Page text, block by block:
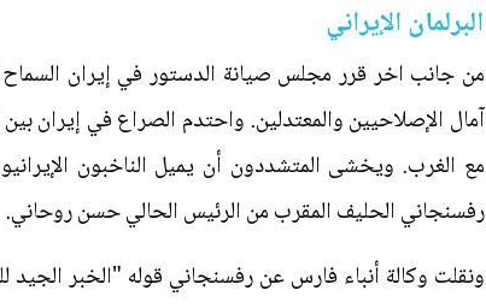
البرلمان الإيراني
من جانب اخر قرر مجلس صيانة الدستور في إيران
آمال الإصلاحيين والمعتدلين. واحتدم الصراع في إيران
مع الغرب. ويخشى المتشددون أن يميل الناخبون
رفسنجاني الحليف المقرب من الرئيس الحالي حسن روحاني.